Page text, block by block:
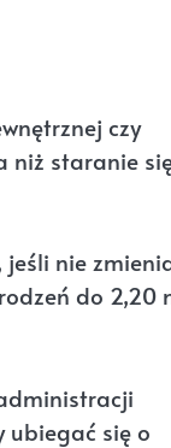
czy
niż staranie
jeśli nie
do 2,20
ubiegać się o